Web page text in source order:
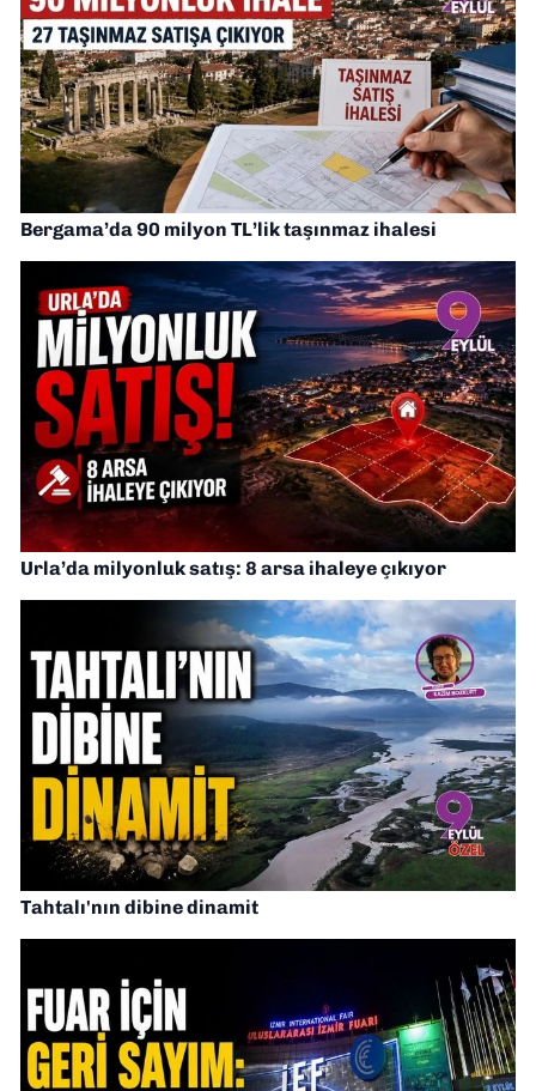
Bergama’da 90 milyon TL’lik taşınmaz ihalesi
Urla’da milyonluk satış: 8 arsa ihaleye çıkıyor
Tahtalı'nın dibine dinamit